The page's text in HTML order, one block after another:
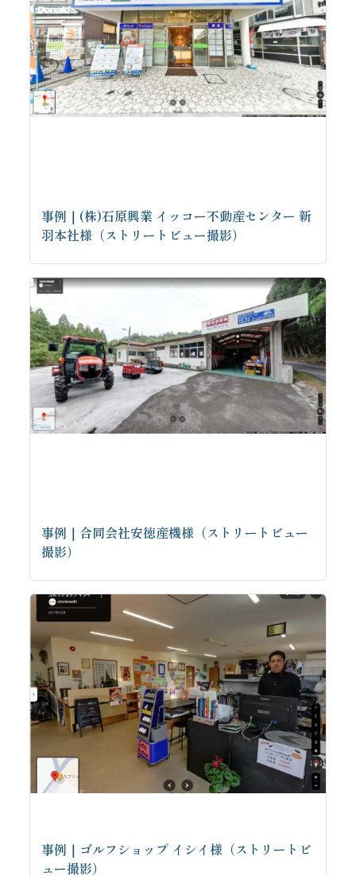
事例｜(株)石原興業 イッコー不動産センター 新
羽本社様（ストリートビュー撮影）
事例｜合同会社安徳産機様（ストリートビュー
撮影）
事例｜ゴルフショップ イシイ様（ストリートビ
ュー撮影）